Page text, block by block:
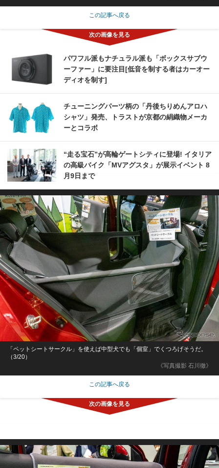
この記事へ戻る
パワフル派もナチュラル派も「ボックスサブウ
ーファー」に要注目[低音を制する者はカーオー
ディオを制す]
チューニングパーツ柄の「丹後ちりめんアロハ
シャツ」発売、トラストが京都の絹織物メーカ
ーとコラボ
“走る宝石”が高輪ゲートシティに登場! イタリア
の高級バイク「MVアグスタ」が展示イベント 8
月9日まで
《写真撮影 石川徹》
「ペットシートサークル」を使えば中型犬でも「個室」でくつろげそうだ。
（3/20）
この記事へ戻る